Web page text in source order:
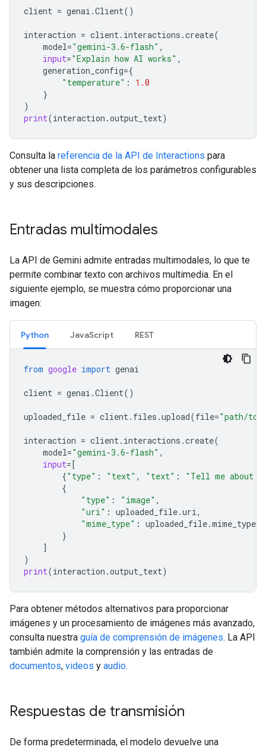
client = genai .Client()
interaction = client. interactions .create(
model="gemini-3.6-flash" ,
input="Explain how AI works" ,
generation_config={
"temperature" :
1.0
}
)
print(interaction .output_text)
Consulta la referencia de la API de Interactions para
obtener una lista completa de los parámetros configurables
y sus descripciones.
Entradas multimodales
La API de Gemini admite entradas multimodales, lo que te
permite combinar texto con archivos multimedia. En el
siguiente ejemplo, se muestra cómo proporcionar una
imagen:
Python JavaScript REST
from google import genai
client = genai .Client()
uploaded_file = client. files .upload(file="path/to/
interaction = client. interactions .create(
model="gemini-3.6-flash" ,
input=[
{"type" : "text" , "text" :
"Tell me about
{
"type" : "image" ,
"uri" : uploaded_file.uri,
"mime_type" : uploaded_file.mime_type
}
]
)
print(interaction .output_text)
Para obtener métodos alternativos para proporcionar
imágenes y un procesamiento de imágenes más avanzado,
consulta nuestra guía de comprensión de imágenes. La API
también admite la comprensión y las entradas de
documentos, videos y audio.
Respuestas de transmisión
De forma predeterminada, el modelo devuelve una